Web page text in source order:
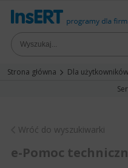
Strona główna Dla użytkowników
Wróć do wyszukiwarki
e-Pomoc